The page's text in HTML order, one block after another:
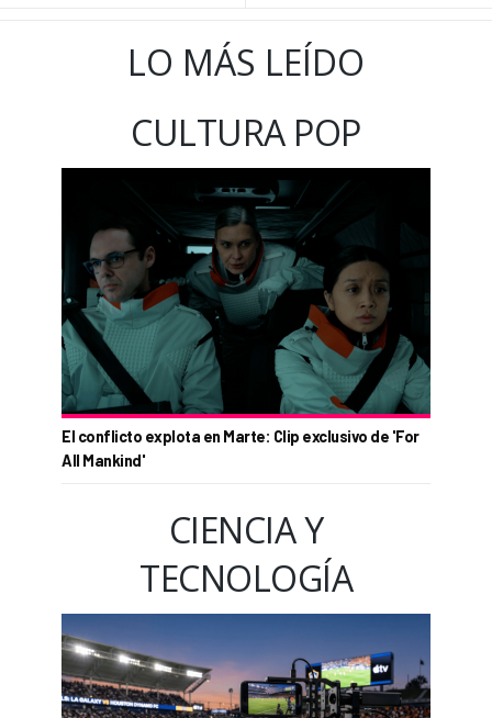
LO MÁS LEÍDO
CULTURA POP
El conflicto explota en Marte: Clip exclusivo de 'For
All Mankind'
CIENCIA Y
TECNOLOGÍA